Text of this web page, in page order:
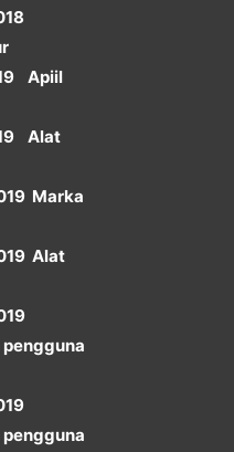
Apiil
Alat
Marka
Alat